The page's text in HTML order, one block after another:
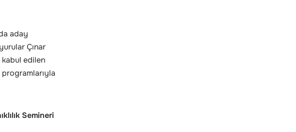
aday
Çınar
kabul edilen
Semineri